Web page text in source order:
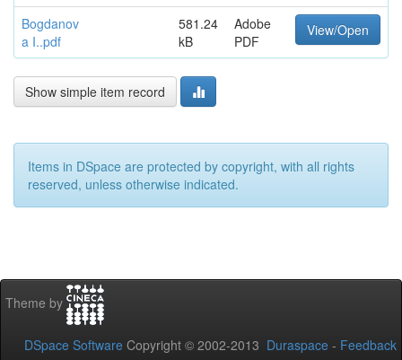
Bogdanov
a I..pdf
581.24
kB
Adobe
PDF
View/Open
Show simple item record
Items in DSpace are protected by copyright, with all rights
reserved, unless otherwise indicated.
Theme by
DSpace Software Copyright © 2002-2013 Duraspace - Feedback